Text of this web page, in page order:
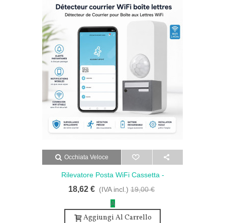
Occhiata Veloce
Rilevatore Posta WiFi Cassetta -
Rilevatore Di Posta Per Cassetta Postale
18,62 € (IVA incl.) 19,00 €
A
Aggiungi Al Carrello